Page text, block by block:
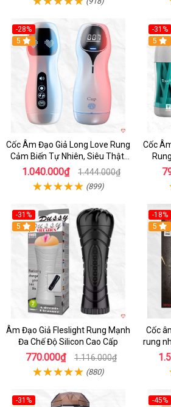
-28%
5
Cốc Âm Đạo Giả Long Love Rung
Cảm Biến Tự Nhiên, Siêu Thật,
Sướng
1.040.000₫ 1.444.000₫
(899)
-31%
Hot
5
Cốc
-31%
5
Âm Đạo Giả Fleslight Rung Mạnh
Đa Chế Độ Silicon Cao Cấp
770.000₫ 1.116.000₫
(880)
-18%
5
Cốc
rung
-31%
-45%